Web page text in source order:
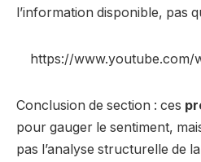
l’information disponible, pas
https://www.youtube.com/
Conclusion de section : ces
pour gauger le sentiment,
pas l’analyse structurelle de la